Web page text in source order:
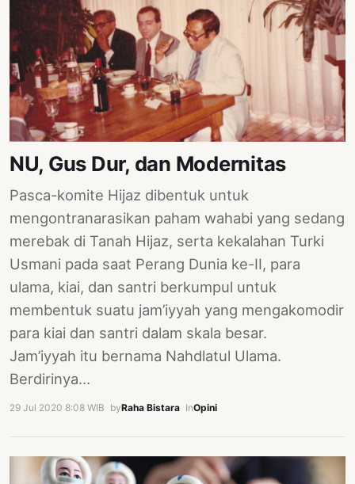
NU, Gus Dur, dan Modernitas
Pasca-komite Hijaz dibentuk untuk
mengontranarasikan paham wahabi yang sedang
merebak di Tanah Hijaz, serta kekalahan Turki
Usmani pada saat Perang Dunia ke-II, para
ulama, kiai, dan santri berkumpul untuk
membentuk suatu jam’iyyah yang mengakomodir
para kiai dan santri dalam skala besar.
Jam’iyyah itu bernama Nahdlatul Ulama.
Berdirinya…
29 Jul 2020 8:08 WIB byRaha Bistara InOpini